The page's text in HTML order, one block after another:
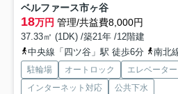
ベルファース市ヶ谷
18万円 管理/共益費8,000円
37.33㎡ (1DK) /築21年 /12階建
中央線「四ツ谷」駅 徒歩6分
南北
駐輪場 オートロック エレベーター
インターネット対応
公共下水